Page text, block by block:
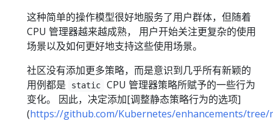
这种简单的操作模型很好地服务了用户群体，但随着
CPU 管理器越来越成熟， 用户开始关注更复杂的使用
场景以及如何更好地支持这些使用场景。
社区没有添加更多策略，而是意识到几乎所有新颖的
用例都是
static
CPU 管理器策略所赋予的一些行为
变化。 因此，决定添加[调整静态策略行为的选项]
(https://github.com/Kubernetes/enhancements/